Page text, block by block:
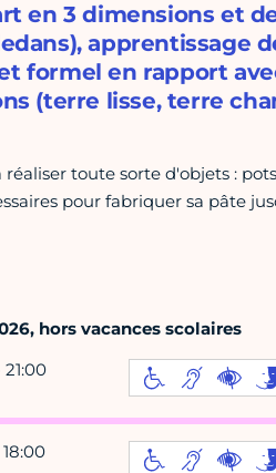
en 3 dimensions et
apprentissage
formel en rapport
(terre lisse, terre
toute sorte d'objets :
pour fabriquer sa pâte
hors vacances scolaires
21:00